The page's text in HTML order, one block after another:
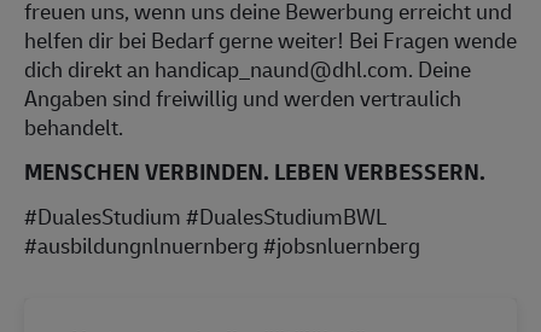
freuen uns, wenn uns deine Bewerbung erreicht und
helfen dir bei Bedarf gerne weiter! Bei Fragen wende
dich direkt an handicap_naund@dhl.com. Deine
Angaben sind freiwillig und werden vertraulich
behandelt.
MENSCHEN VERBINDEN. LEBEN VERBESSERN.
#DualesStudium #DualesStudiumBWL
#ausbildungnlnuernberg #jobsnluernberg